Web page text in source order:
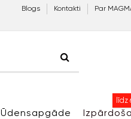
Blogs Kontakti Par
Ūdensapgāde
līdz